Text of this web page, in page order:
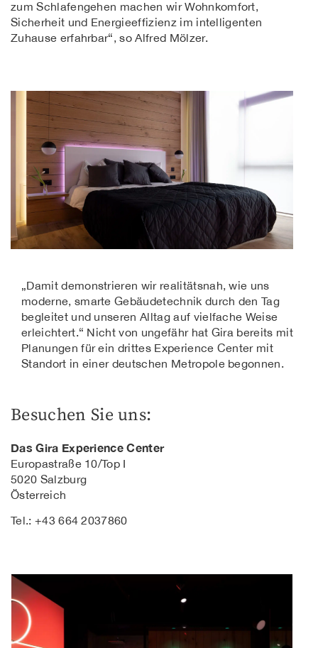
zum Schlafengehen machen wir Wohnkomfort,
Sicherheit und Energieeffizienz im intelligenten
Zuhause erfahrbar“, so Alfred Mölzer.
„Damit demonstrieren wir realitätsnah, wie uns
moderne, smarte Gebäudetechnik durch den Tag
begleitet und unseren Alltag auf vielfache Weise
erleichtert.“ Nicht von ungefähr hat Gira bereits mit
Planungen für ein drittes Experience Center mit
Standort in einer deutschen Metropole begonnen.
Besuchen Sie uns:
Das Gira Experience Center
Europastraße 10/Top I
5020 Salzburg
Österreich
Tel.: +43 664 2037860